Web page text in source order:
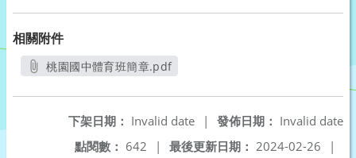
相關附件
桃園國中體育班簡章.pdf
發佈日期： Invalid date
下架日期： Invalid date
|
最後更新日期： 2024-02-26 |
點閱數： 642 |